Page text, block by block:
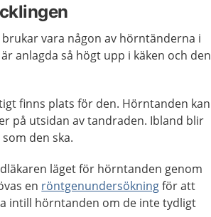
vara någon av hörntänderna i
anlagda så högt upp i käken och den
finns plats för den. Hörntanden kan
på utsidan av tandraden. Ibland blir
den ska.
läget för hörntanden genom
en röntgenundersökningför att
intill hörntanden om de inte tydligt